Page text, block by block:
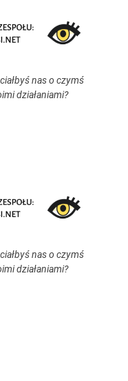
nas o czymś
działaniami?
nas o czymś
działaniami?